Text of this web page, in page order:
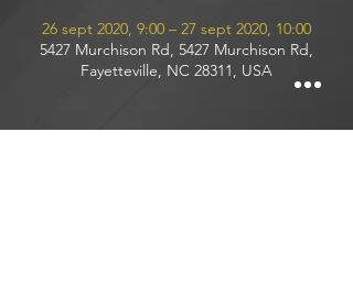
26 sept 2020, 9:00 – 27 sept 2020, 10:00
5427 Murchison Rd, 5427 Murchison Rd,
Fayetteville, NC 28311, USA
Invitados